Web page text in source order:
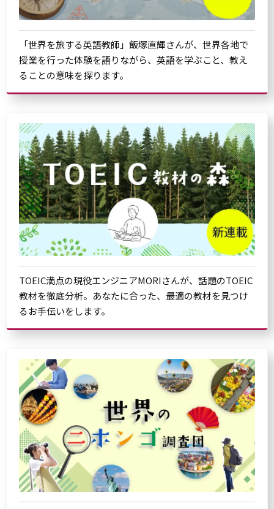
「世界を旅する英語教師」飯塚直輝さんが、世界各地で
授業を行った体験を語りながら、英語を学ぶこと、教え
ることの意味を探ります。
TOEIC満点の現役エンジニアMORIさんが、話題のTOEIC
教材を徹底分析。あなたに合った、最適の教材を見つけ
るお手伝いをします。